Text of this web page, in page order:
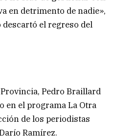
en detrimento de nadie»,
descartó el regreso del
Pedro Braillard
en el programa La Otra
de los periodistas
Ramírez.